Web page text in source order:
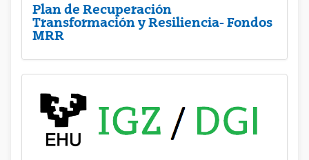
Plan de Recuperación
Transformación y Resiliencia- Fondos
MRR